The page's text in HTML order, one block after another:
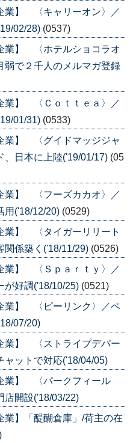
業】 〈キャリーオン〉／
02/28) (0537)
業】 〈ホテルショコラオ
弱で２千人のメルマガ登録
業】 〈Ｃｏｔｔｅａ〉／
01/31) (0533)
業】 〈グイドマッジジャ
、日本に上陸('19/01/17) (05
業】 〈フーズカカオ〉／
用('18/12/20) (0529)
業】 〈タイガーリリート
関係築く('18/11/29) (0526)
業】 〈Ｓｐａｒｔｙ〉／
が好調('18/10/25) (0521)
業】 〈ピーリンク〉／ペ
07/20)
業】 〈ストライプデパー
ャットで対応('18/04/05)
業】 〈パークフィール
店開設('18/03/22)
業】「醍醐倉庫」/荷主の在